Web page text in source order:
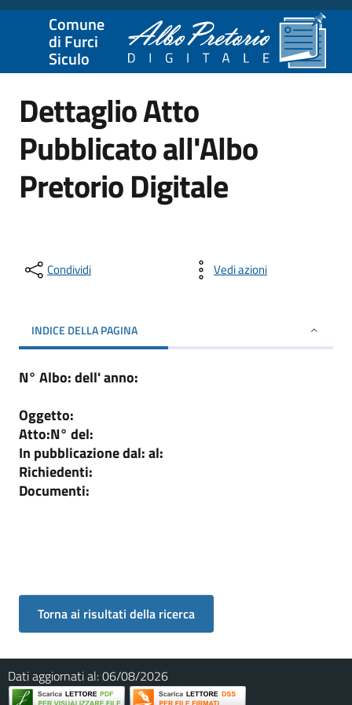
Comune
di Furci
Siculo
Dettaglio Atto
Pubblicato all'Albo
Pretorio Digitale
Condividi Vedi azioni
INDICE DELLA PAGINA
N° Albo:dell' anno:
Oggetto:
Atto:N° del:
In pubblicazione dal:al:
Richiedenti:
Documenti:
Dati aggiornati al:06/08/2026